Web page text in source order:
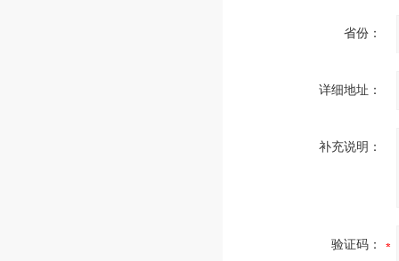
省份：
详细地址：
补充说明：
验证码：